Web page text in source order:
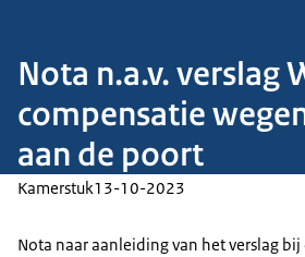
Nota n.a.v. verslag
compensatie
aan de poort
Kamerstuk13-10-2023
Nota naar aanleiding van het verslag